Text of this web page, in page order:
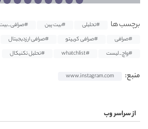
برچسب ها #تحلیلی #بیت پین
#صرافی
#صرافی کریپتو #صرافی ارزدیجیتال
#واچ_لیست
#whatchlist #تحلیل تکنیکال
منبع: www.instagram.com
از سراسر وب